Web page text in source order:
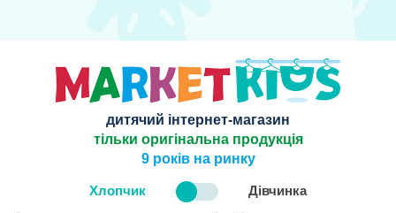
дитячий інтернет-магазин
тільки оригінальна продукція
9 років на ринку
Хлопчик Дівчинка